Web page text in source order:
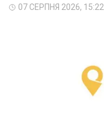
07 СЕРПНЯ 2026, 15:22